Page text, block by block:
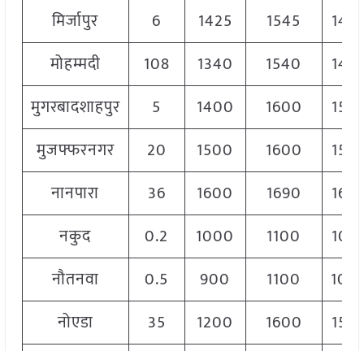
मिर्जापुर
6 1425 1545
मोहम्मदी
108 1340 1540
मुगरबादशाहपुर
5 1400 1600
मुजफ्फरनगर
20 1500 1600
नानपारा
36 1600 1690
नकुद
0.2 1000 1100
नौतनवा
0.5 900 1100
नोएडा
35 1200 1600